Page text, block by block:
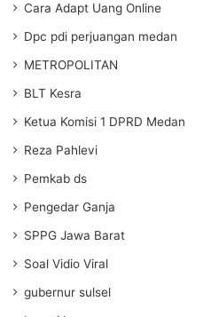
Cara Adapt Uang Online
Dpc pdi perjuangan medan
METROPOLITAN
BLT Kesra
Ketua Komisi 1 DPRD Medan
Reza Pahlevi
Pemkab ds
Pengedar Ganja
SPPG Jawa Barat
Soal Vidio Viral
gubernur sulsel